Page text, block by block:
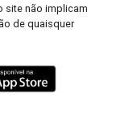
site não implicam
de quaisquer